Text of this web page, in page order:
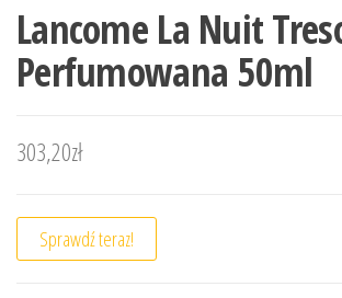
Lancome La Nuit
Perfumowana 50ml
303,20zł
Sprawdź teraz!